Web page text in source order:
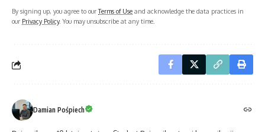
By signing up, you agree to ourTerms of Use and acknowledge the data practices in
our Privacy Policy. You may unsubscribe at any time.
Damian Pośpiech